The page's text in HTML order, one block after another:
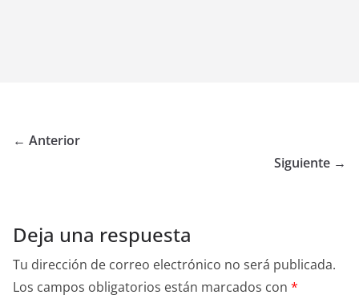
← Anterior
Siguiente →
Deja una respuesta
Tu dirección de correo electrónico no será publicada.
Los campos obligatorios están marcados con *